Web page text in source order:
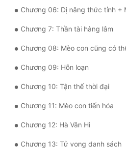
Nữ Phụ
Phong Thủy - Tâm Linh
Chương 06: Dị năng thức tỉnh +
Chương 7: Thần tài hàng lâm
Chương 08: Mèo con cũng có
Chương 09: Hỗn loạn
Chương 10: Tận thế thời đại
Chương 11: Mèo con tiến hóa
Chương 12: Hà Văn Hi
Chương 13: Tử vong danh sách